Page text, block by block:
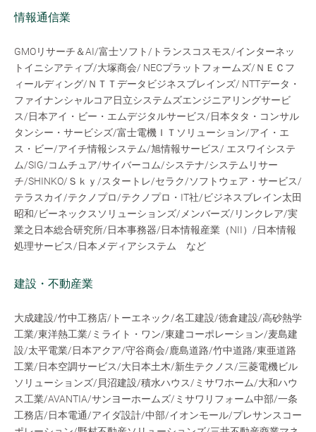
情報通信業
GMOリサーチ＆AI/富士ソフト/トランスコスモス/インターネッ
トイニシアティブ/大塚商会/ NECプラットフォームズ/ＮＥＣフ
ィールディング/ＮＴＴデータビジネスブレインズ/ NTTデータ・
ファイナンシャルコア日立システムズエンジニアリングサービ
ス/日本アイ・ビー・エムデジタルサービス/日本タタ・コンサル
タンシー・サービシズ/富士電機ＩＴソリューション/アイ・エ
ス・ビー/アイチ情報システム/旭情報サービス/ エスワイシステ
ム/SIG/コムチュア/サイバーコム/システナ/システムリサー
チ/SHINKO/Ｓｋｙ/スタートレ/セラク/ソフトウェア・サービス/
テラスカイ/テクノプロ/テクノプロ・IT社/ビジネスブレイン太田
昭和/ビーネックスソリューションズ/メンバーズ/リンクレア/実
業之日本総合研究所/日本事務器/日本情報産業（NII）/日本情報
処理サービス/日本メディアシステム など
建設・不動産業
大成建設/竹中工務店/トーエネック/名工建設/徳倉建設/高砂熱学
工業/東洋熱工業/ミライト・ワン/東建コーポレーション/麦島建
設/太平電業/日本アクア/守谷商会/鹿島道路/竹中道路/東亜道路
工業/日本空調サービス/大日本土木/新生テクノス/三菱電機ビル
ソリューションズ/貝沼建設/積水ハウス/ミサワホーム/大和ハウ
ス工業/AVANTIA/サンヨーホームズ/ミサワリフォーム中部/一条
工務店/日本電通/アイダ設計/中部/イオンモール/プレサンスコー